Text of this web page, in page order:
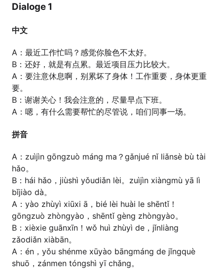
Dialoge 1
中文
A：最近工作忙吗？感觉你脸色不太好。
B：还好，就是有点累。最近项目压力比较大。
A：要注意休息啊，别累坏了身体！工作重要，身体更重
要。
B：谢谢关心！我会注意的，尽量早点下班。
A：嗯，有什么需要帮忙的尽管说，咱们同事一场。
拼音
A：zuìjìn gōngzuò máng ma？gǎnjué nǐ liǎnsè bù tài
hǎo。
B：hái hǎo，jiùshì yǒudiǎn lèi。zuìjìn xiàngmù yā lì
bǐjiào dà。
A：yào zhùyì xiūxi ā，bié lèi huài le shēntǐ！
gōngzuò zhòngyào，shēntǐ gèng zhòngyào。
B：xièxie guānxīn！wǒ huì zhùyì de，jǐnliàng
zǎodiǎn xiàbān。
A：én，yǒu shénme xūyào bāngmáng de jǐngquè
shuō，zánmen tóngshì yī chǎng。